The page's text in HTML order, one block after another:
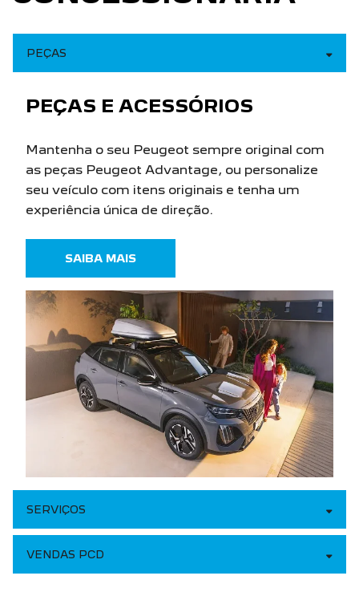
PEÇAS
PEÇAS E ACESSÓRIOS
Mantenha o seu Peugeot sempre original com
as peças Peugeot Advantage, ou personalize
seu veículo com itens originais e tenha um
experiência única de direção.
SAIBA MAIS
SERVIÇOS
VENDAS PCD